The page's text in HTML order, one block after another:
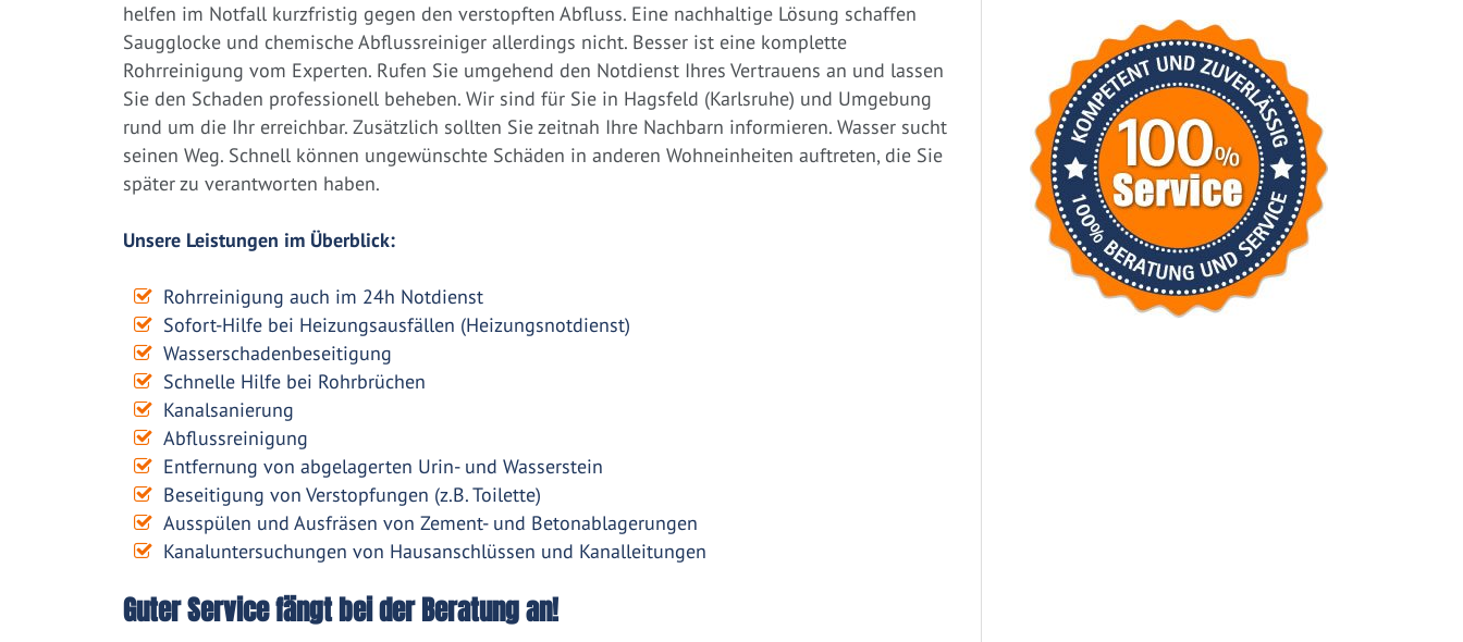
helfen im Notfall kurzfristig gegen den verstopften Abfluss. Eine nachhaltige Lösung schaffen
Saugglocke und chemische Abflussreiniger allerdings nicht. Besser ist eine komplette
Rohrreinigung vom Experten. Rufen Sie umgehend den Notdienst Ihres Vertrauens an und lassen
Sie den Schaden professionell beheben. Wir sind für Sie in Hagsfeld (Karlsruhe) und Umgebung
rund um die Ihr erreichbar. Zusätzlich sollten Sie zeitnah Ihre Nachbarn informieren. Wasser sucht
seinen Weg. Schnell können ungewünschte Schäden in anderen Wohneinheiten auftreten, die Sie
später zu verantworten haben.
Unsere Leistungen im Überblick:
Rohrreinigung auch im 24h Notdienst
Sofort-Hilfe bei Heizungsausfällen (Heizungsnotdienst)
Wasserschadenbeseitigung
Schnelle Hilfe bei Rohrbrüchen
Kanalsanierung
Abflussreinigung
Entfernung von abgelagerten Urin- und Wasserstein
Beseitigung von Verstopfungen (z.B. Toilette)
Ausspülen und Ausfräsen von Zement- und Betonablagerungen
Kanaluntersuchungen von Hausanschlüssen und Kanalleitungen
Guter Service fängt bei der Beratung an!